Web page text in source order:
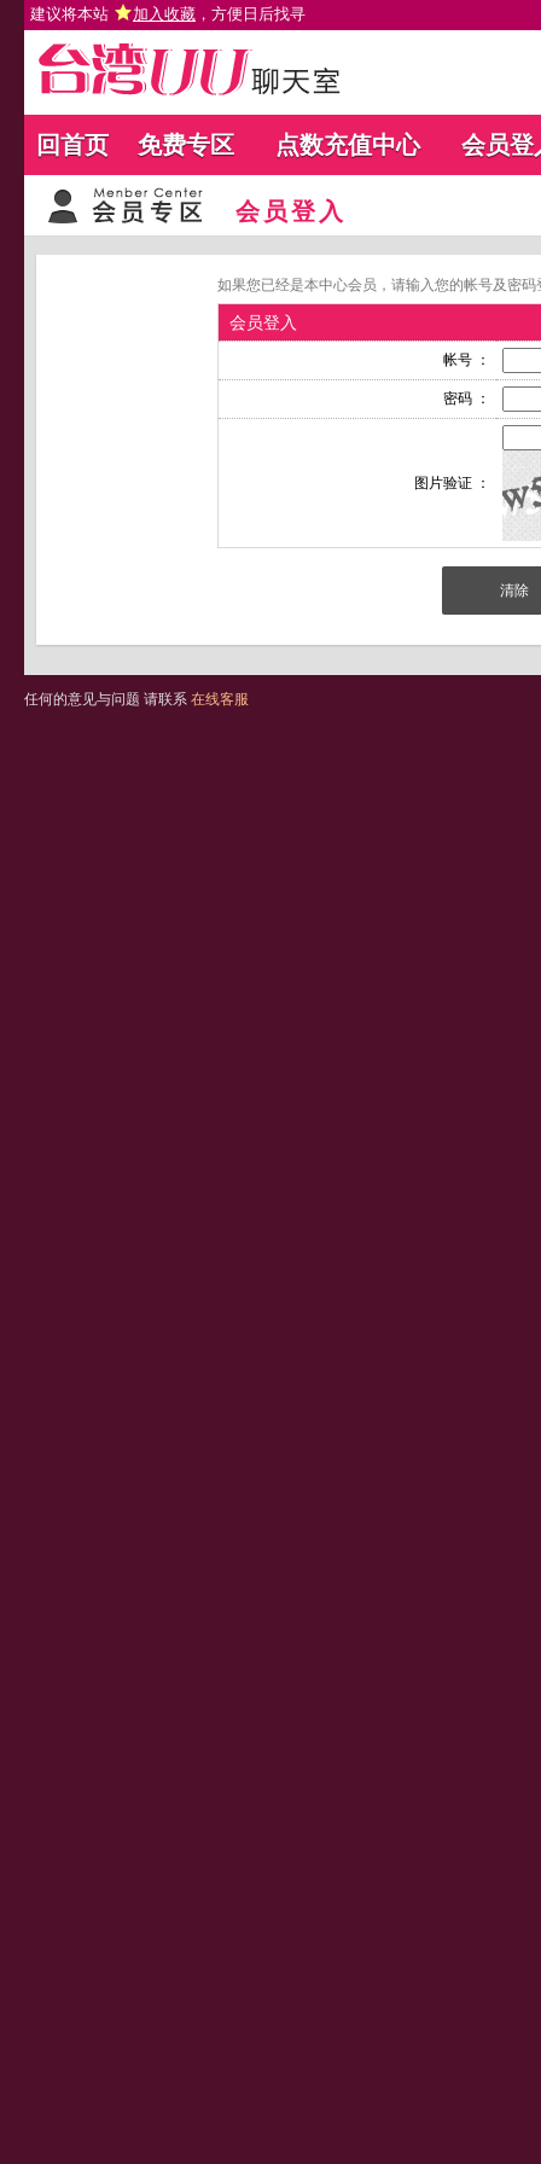
建议将本站 加入收藏 ，方便日后找寻
回首页 免费专区 点数充值中心 会员登
会员登入
如果您已经是本中心会员，请输入您的帐号及密
会员登入
帐号 ：
密码 ：
图片验证 ：
任何的意见与问题 请联系 在线客服